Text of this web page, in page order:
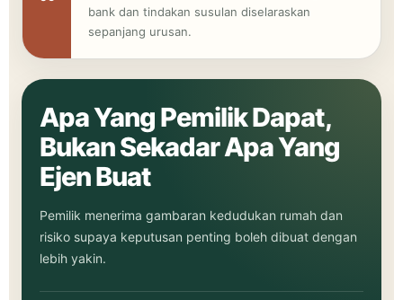
bank dan tindakan susulan diselaraskan
sepanjang urusan.
Apa Yang Pemilik Dapat,
Bukan Sekadar Apa Yang
Ejen Buat
Pemilik menerima gambaran kedudukan rumah dan
risiko supaya keputusan penting boleh dibuat dengan
lebih yakin.